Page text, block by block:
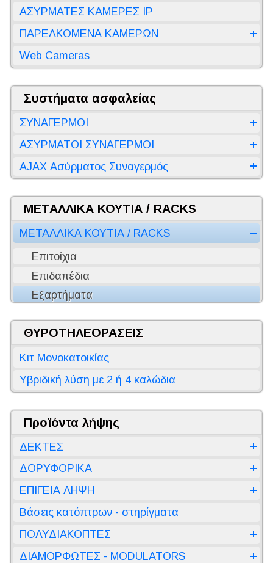
ΑΣΥΡΜΑΤΕΣ ΚΑΜΕΡΕΣ IP
ΠΑΡΕΛΚΟΜΕΝΑ ΚΑΜΕΡΩΝ
Web Cameras
Συστήματα ασφαλείας
ΣΥΝΑΓΕΡΜΟΙ
ΑΣΥΡΜΑΤΟΙ ΣΥΝΑΓΕΡΜΟΙ
AJAX Ασύρματος Συναγερμός
ΜΕΤΑΛΛΙΚΑ ΚΟΥΤΙΑ / RACKS
ΜΕΤΑΛΛΙΚΑ ΚΟΥΤΙΑ / RACKS
Επιτοίχια
Επιδαπέδια
Εξαρτήματα
ΘΥΡΟΤΗΛΕΟΡΑΣΕΙΣ
Κιτ Μονοκατοικίας
Υβριδική λύση με 2 ή 4 καλώδια
Προϊόντα λήψης
ΔΕΚΤΕΣ
ΔΟΡΥΦΟΡΙΚΑ
ΕΠΙΓΕΙΑ ΛΗΨΗ
Βάσεις κατόπτρων - στηρίγματα
ΠΟΛΥΔΙΑΚΟΠΤΕΣ
ΔΙΑΜΟΡΦΩΤΕΣ - MODULATORS